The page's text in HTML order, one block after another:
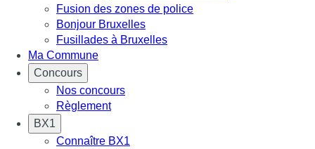
Fusion des zones de police
Bonjour Bruxelles
Fusillades à Bruxelles
Ma Commune
Concours
Nos concours
Règlement
BX1
Connaître BX1